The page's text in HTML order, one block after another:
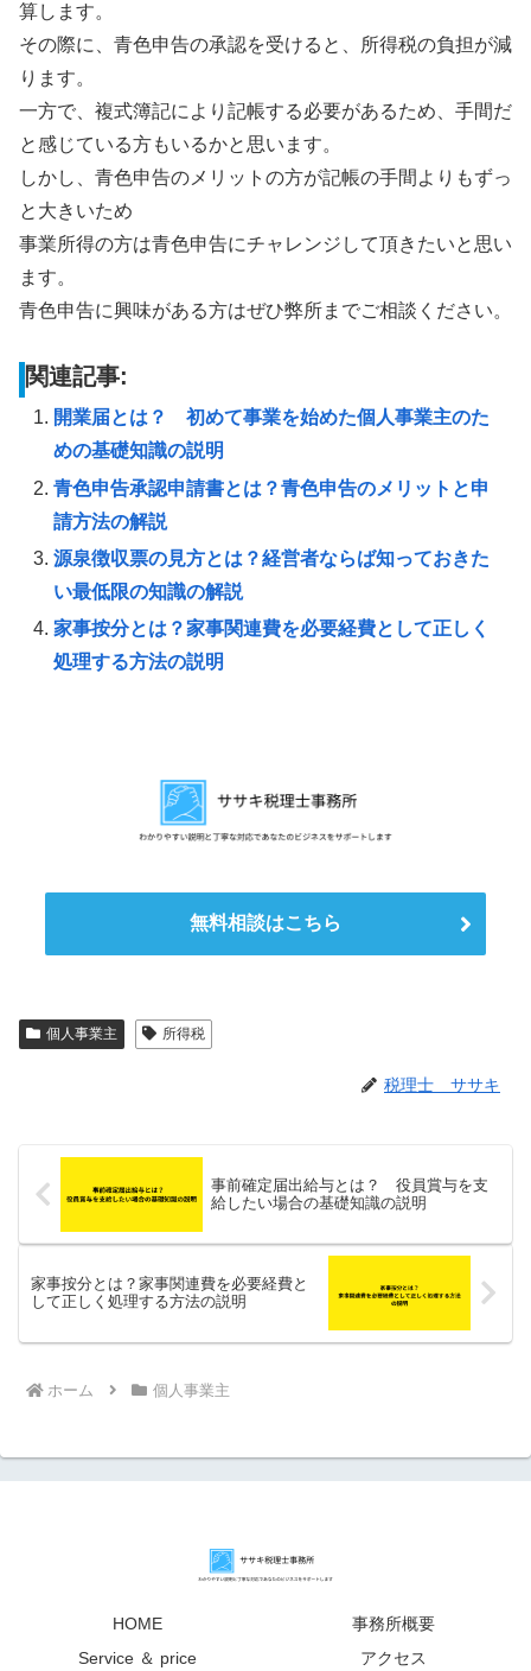
算します。
その際に、青色申告の承認を受けると、所得税の負担が減
ります。
一方で、複式簿記により記帳する必要があるため、手間だ
と感じている方もいるかと思います。
しかし、青色申告のメリットの方が記帳の手間よりもずっ
と大きいため
事業所得の方は青色申告にチャレンジして頂きたいと思い
ます。
青色申告に興味がある方はぜひ弊所までご相談ください。
関連記事:
開業届とは？ 初めて事業を始めた個人事業主のた
めの基礎知識の説明
青色申告承認申請書とは？青色申告のメリットと申
請方法の解説
源泉徴収票の見方とは？経営者ならば知っておきた
い最低限の知識の解説
家事按分とは？家事関連費を必要経費として正しく
処理する方法の説明
無料相談はこちら
個人事業主 所得税
税理士 ササキ
事前確定届出給与とは？ 役員賞与を支
給したい場合の基礎知識の説明
家事按分とは？家事関連費を必要経費と
して正しく処理する方法の説明
ホーム 個人事業主
HOME
事務所概要
Service ＆ price
アクセス